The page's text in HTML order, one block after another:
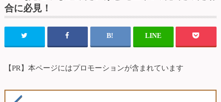
合に必見！
【PR】本ページにはプロモーションが含まれています